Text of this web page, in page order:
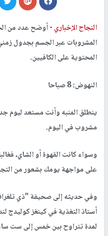
النجاح الإخباري -أوضح عدد من
المشروبات عبر الجسم بجدول
المحتوية على الكافيين.
النهوض: 8 صباحا
ينطلق المنبه وأنت مستعد ليوم
مشروب في اليوم.
وسواء كانت القهوة أو الشاي،
على مواجهة يومك بشعور من
وفي حديثه إلى صحيفة "ذي
أستاذ التغذية في كينغز كوليدج
لمدة تتراوح بين خمس إلى ست